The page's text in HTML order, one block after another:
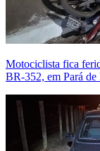
Motociclista fica
BR-352, em Pará de